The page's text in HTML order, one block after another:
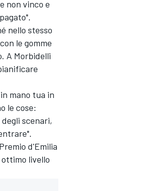
non vinco e
nello stesso
le gomme
A Morbidelli
mano tua in
le cose:
scenari,
d'Emilia
ottimo livello